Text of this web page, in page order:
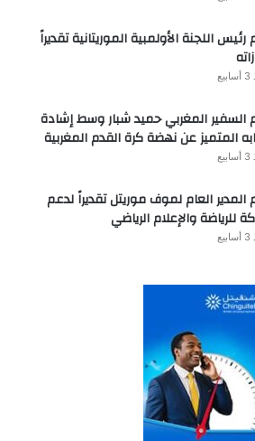
رئيس اللجنة الأولمبية الموريتانية تقديراً
السفير المغربي حميد شبار وسط إشادة
المتميز عن نهضة كرة القدم المغربية
المدير العام لموف موريتل تقديراً لدعم
للرياضة والإعلام الرياضي